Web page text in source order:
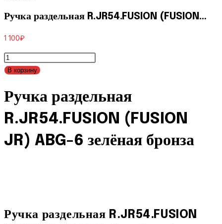
Ручка раздельная R.JR54.FUSION (FUSION…
1 100₽
Количество
товара
раздельная
R.JR54.FUSION
(FUSION
ABG-
В корзину
Ручка раздельная
R.JR54.FUSION (FUSION
JR) ABG-6 зелёная бронза
Ручка раздельная R.JR54.FUSION